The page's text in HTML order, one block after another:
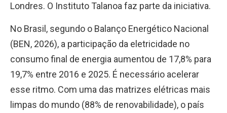
Londres. O Instituto Talanoa faz parte da iniciativa.
No Brasil, segundo o Balanço Energético Nacional
(BEN, 2026), a participação da eletricidade no
consumo final de energia aumentou de 17,8% para
19,7% entre 2016 e 2025. É necessário acelerar
esse ritmo. Com uma das matrizes elétricas mais
limpas do mundo (88% de renovabilidade), o país